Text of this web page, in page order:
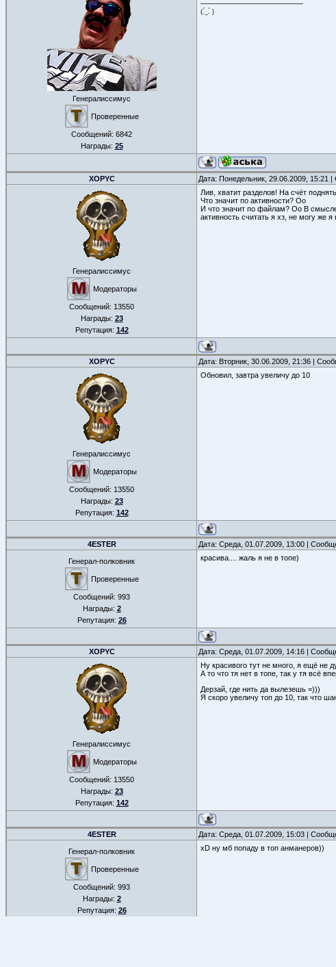
Генералиссимус
Проверенные
Сообщений: 6842
Награды: 25
(.́_.̀ )
XOPYC Дата: Понедельник, 29.06.2009, 15:21
Генералиссимус
Модераторы
Сообщений: 13550
Награды: 23
Репутация: 142
Лив, хватит разделов! На счёт
Что значит по активности? Оо
И что значит по файлам? Оо В смысле
активность считать я хз, не могу же
XOPYC Дата: Вторник, 30.06.2009, 21:36 |
Генералиссимус
Модераторы
Сообщений: 13550
Награды: 23
Репутация: 142
Обновил, завтра увеличу до 10
4ESTER Дата: Среда, 01.07.2009, 13:00 |
Генерал-полковник
Проверенные
Сообщений: 993
Награды: 2
Репутация: 26
красива.... жаль я не в топе)
XOPYC Дата: Среда, 01.07.2009, 14:16 |
Генералиссимус
Модераторы
Сообщений: 13550
Награды: 23
Репутация: 142
Ну красивого тут не много, я ещё не
А то что тя нет в топе, так у тя всё
Дерзай, где нить да вылезешь =)))
Я скоро увеличу топ до 10, так что
4ESTER Дата: Среда, 01.07.2009, 15:03 |
Генерал-полковник
Проверенные
Сообщений: 993
Награды: 2
Репутация: 26
xD ну мб попаду в топ анманеров))